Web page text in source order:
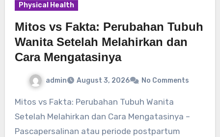
Physical Health
Mitos vs Fakta: Perubahan Tubuh
Wanita Setelah Melahirkan dan
Cara Mengatasinya
admin August 3, 2026 No Comments
Mitos vs Fakta: Perubahan Tubuh Wanita
Setelah Melahirkan dan Cara Mengatasinya –
Pascapersalinan atau periode postpartum